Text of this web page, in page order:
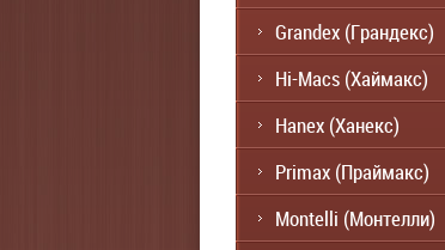
Grandex (Грандекс)
Hi-Macs (Хаймакс)
Hanex (Ханекс)
Primax (Праймакс)
Montelli (Монтелли)